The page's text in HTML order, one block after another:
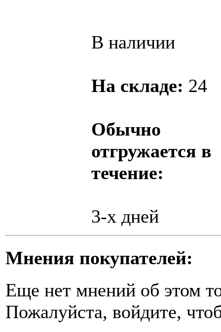
В наличии
На складе: 24
Обычно
отгружается в
течение:
3-х дней
Мнения покупателей:
Еще нет мнений об этом
Пожалуйста, войдите,